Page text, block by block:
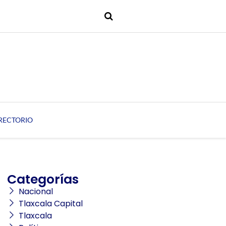
Categorías
Nacional
Tlaxcala Capital
Tlaxcala